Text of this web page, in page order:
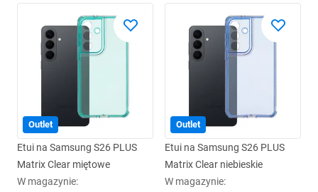
Outlet
Etui na Samsung S26 PLUS
Matrix Clear miętowe
W magazynie:
Outlet
Etui na Samsung S26 PLUS
Matrix Clear niebieskie
W magazynie: